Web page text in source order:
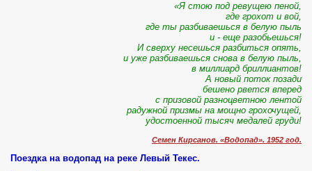
«Я стою под ревущею пеной,
где грохот и вой,
где ты разбиваешься в белую пыль
и - еще разобьешься!
И сверху несешься разбиться опять,
и уже разбиваешься снова в белую пыль,
в миллиард бриллиантов!
А новый поток позади
бешено рвется вперед
с призовой разноцветною лентой
радужной призмы на мощно грохочущей,
удостоенной тысяч медалей груди!
Семен Кирсанов. «Водопад». 1952 год.
Поездка на водопад на реке Левый Текес.